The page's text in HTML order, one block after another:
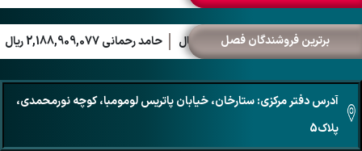
برترین فروشندگان فصل
2,222,000,000 ریال حامد رحمانی 2,188,909,077 ریال علیرضا
آدرس دفتر مرکزی: ستارخان، خیابان پاتریس لومومبا، کوچه نورمحمدی،
پلاک5